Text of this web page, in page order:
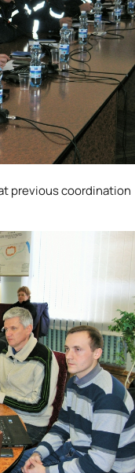
previous coordination